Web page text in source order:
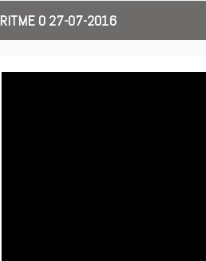
RITME 0 27-07-2016